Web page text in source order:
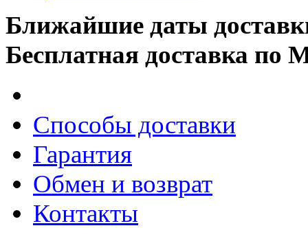
Ближайшие даты
Бесплатная доставка по
Способы доставки
Гарантия
Обмен и возврат
Контакты